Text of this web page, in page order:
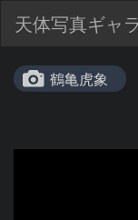
天体写真ギャ
鶴亀虎象